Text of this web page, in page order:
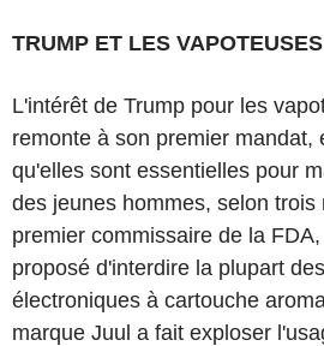
TRUMP ET LES
L'intérêt de Trump pour les
remonte à son premier mandat,
qu'elles sont essentielles pour
des jeunes hommes, selon trois
premier commissaire de la
proposé d'interdire la plupart
électroniques à cartouche
marque Juul a fait exploser